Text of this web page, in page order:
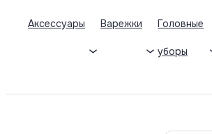
Аксессуары Варежки Головные
уборы